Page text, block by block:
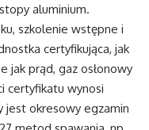
aluminium.
szkolenie wstępne i
certyfikująca, jak
jak prąd, gaz osłonowy
certyfikatu wynosi
jest okresowy egzamin